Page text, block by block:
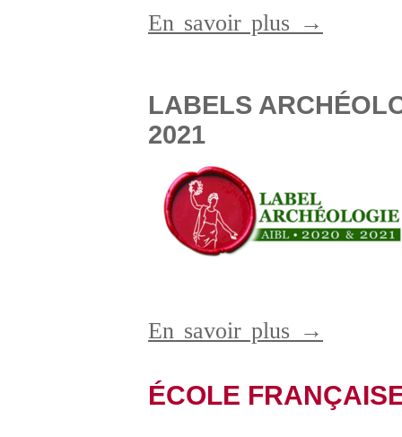
En savoir plus →
LABELS
2021
En savoir plus →
ÉCOLE